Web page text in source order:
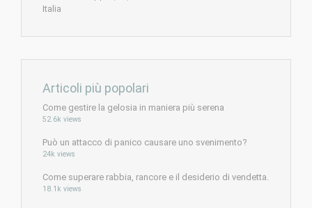
Italia
Articoli più popolari
Come gestire la gelosia in maniera più serena
52.6k views
Può un attacco di panico causare uno svenimento?
24k views
Come superare rabbia, rancore e il desiderio di vendetta.
18.1k views